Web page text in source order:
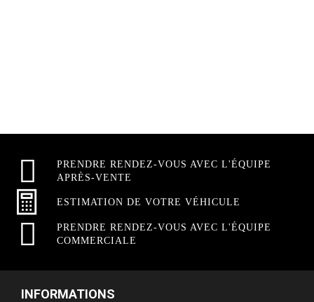
PRENDRE RENDEZ-VOUS AVEC L'ÉQUIPE
APRÈS-VENTE
ESTIMATION DE VOTRE VÉHICULE
PRENDRE RENDEZ-VOUS AVEC L'ÉQUIPE
COMMERCIALE
INFORMATIONS